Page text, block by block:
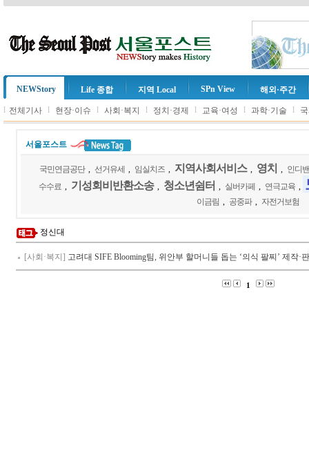
NEWStory Life 종합 지역 Local SPn View 해외·주간
l 전체기사 l 현장·이슈 l 사회·복지 l 정치·경제 l 교육·여성 l 과학·기술 l
서울포스트
국민연금공단 선거유세 임실치즈 지역사회서비스 영치
인디
수수료
기성회비반환소송 청소년쉼터 실버카페 연극교육
이금림 공중파 자전거보험
정신대
[사회·복지] 고려대 SIFE Blooming팀, 위안부 할머니들 돕는 ‘의식 팔찌’ 제작·
1